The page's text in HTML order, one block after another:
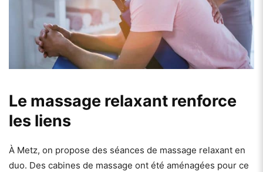
Le massage relaxant renforce
les liens
À Metz, on propose des séances de massage relaxant en
duo. Des cabines de massage ont été aménagées pour ce